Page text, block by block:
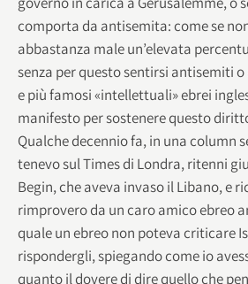
comporta da antisemita: come se
abbastanza male un’elevata
senza per questo sentirsi antisemiti
e più famosi «intellettuali» ebrei
manifesto per sostenere questo
Qualche decennio fa, in una column
tenevo sul Times di Londra, ritenni
Begin, che aveva invaso il Libano, e
rimprovero da un caro amico ebreo
quale un ebreo non poteva criticare
rispondergli, spiegando come io
quanto il dovere di dire quello che